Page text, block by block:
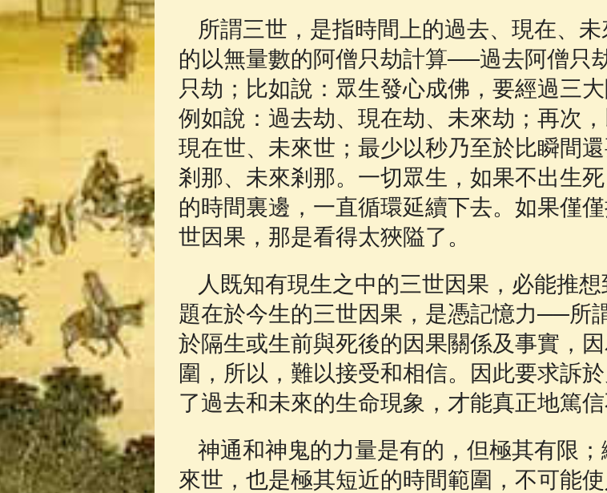
所謂三世，是指時間上的過去、現在、
的以無量數的阿僧只劫計算──過去阿僧只
只劫；比如說：眾生發心成佛，要經過三
例如說：過去劫、現在劫、未來劫；再次
現在世、未來世；最少以秒乃至於比瞬間
剎那、未來剎那。一切眾生，如果不出生
的時間裏邊，一直循環延續下去。如果僅
世因果，那是看得太狹隘了。
人既知有現生之中的三世因果，必能推
題在於今生的三世因果，是憑記憶力──所
於隔生或生前與死後的因果關係及事實，
圍，所以，難以接受和相信。因此要求訴
了過去和未來的生命現象，才能真正地篤信
神通和神鬼的力量是有的，但極其有限
來世，也是極其短近的時間範圍，不可能